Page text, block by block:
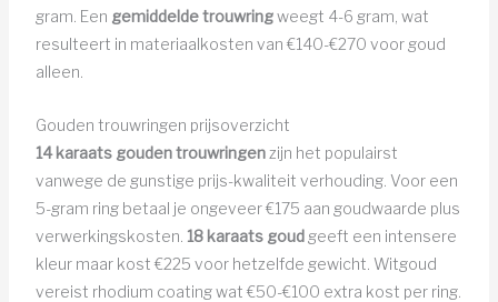
gram. Een gemiddelde trouwringweegt 4-6 gram, wat
resulteert in materiaalkosten van €140-€270 voor goud
alleen.
Gouden trouwringen prijsoverzicht
14 karaats gouden trouwringenzijn het populairst
vanwege de gunstige prijs-kwaliteit verhouding. Voor een
5-gram ring betaal je ongeveer €175 aan goudwaarde plus
verwerkingskosten. 18 karaats goudgeeft een intensere
kleur maar kost €225 voor hetzelfde gewicht. Witgoud
vereist rhodium coating wat €50-€100 extra kost per ring.